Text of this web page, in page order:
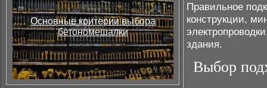
Основные критерии выбора
бетономешалки
Правильное
конструкции,
здания.
Выбор